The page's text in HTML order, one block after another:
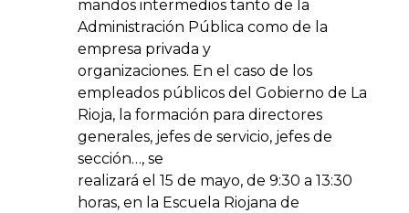
mandos intermedios tanto de la
Administración Pública como de la
empresa privada y
organizaciones. En el caso de los
empleados públicos del Gobierno de La
Rioja, la formación para directores
generales, jefes de servicio, jefes de
sección…, se
realizará el 15 de mayo, de 9:30 a 13:30
horas, en la Escuela Riojana de